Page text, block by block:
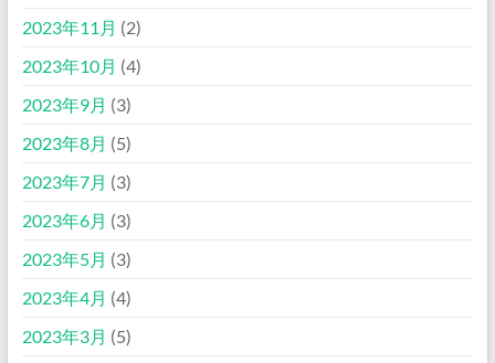
2023年11月 (2)
2023年10月 (4)
2023年9月 (3)
2023年8月 (5)
2023年7月 (3)
2023年6月 (3)
2023年5月 (3)
2023年4月 (4)
2023年3月 (5)